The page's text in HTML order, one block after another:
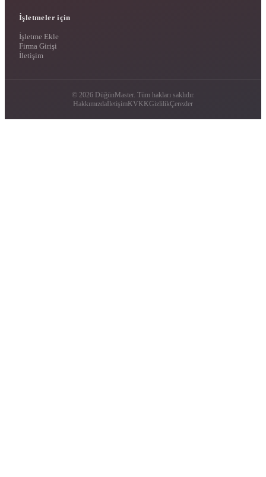
İşletmeler için
İşletme Ekle
Firma Girişi
İletişim
© 2026 DüğünMaster. Tüm hakları saklıdır.
Hakkımızda İletişim KVKKGizlilikÇerezler